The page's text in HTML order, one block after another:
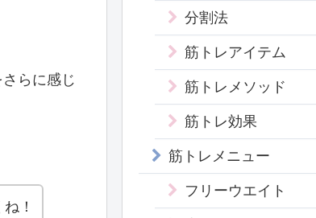
らに感じ
！
分割法
筋トレアイテム
筋トレメソッド
筋トレ効果
筋トレメニュー
フリーウエイト